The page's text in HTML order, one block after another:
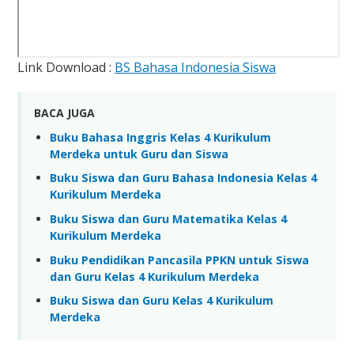
Link Download : BS Bahasa Indonesia Siswa
BACA JUGA
Buku Bahasa Inggris Kelas 4 Kurikulum
Merdeka untuk Guru dan Siswa
Buku Siswa dan Guru Bahasa Indonesia Kelas 4
Kurikulum Merdeka
Buku Siswa dan Guru Matematika Kelas 4
Kurikulum Merdeka
Buku Pendidikan Pancasila PPKN untuk Siswa
dan Guru Kelas 4 Kurikulum Merdeka
Buku Siswa dan Guru Kelas 4 Kurikulum
Merdeka